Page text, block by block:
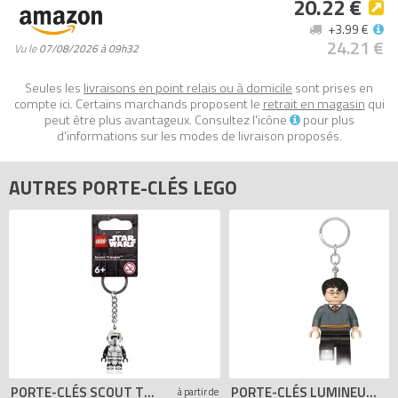
Vu le07/08/2026 à 09h32
20.22 €
24.21 €
+3.99 €
Seules les livraisons en point relais ou à domicile sont prises en
compte ici. Certains marchands proposent le retrait en magasin qui
peut être plus avantageux. Consultez l'icône
pour plus
d'informations sur les modes de livraison proposés.
AUTRES PORTE-CLÉS LEGO
PORTE-CLÉS SCOUT TROOPER (STAR WARS) à partir de PORTE-CLÉS LUMINEUX HARRY POTTER